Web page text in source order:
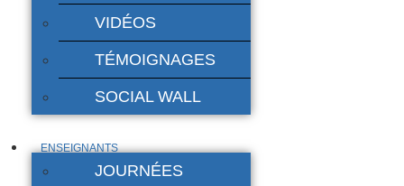
VIDÉOS
TÉMOIGNAGES
SOCIAL WALL
ENSEIGNANTS
JOURNÉES